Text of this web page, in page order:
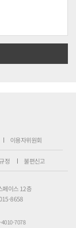
이용자위원회
정 불편신고
페이스 12층
8658
4010-7078